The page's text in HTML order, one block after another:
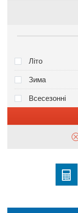
Літо
Зима
Всесезонні